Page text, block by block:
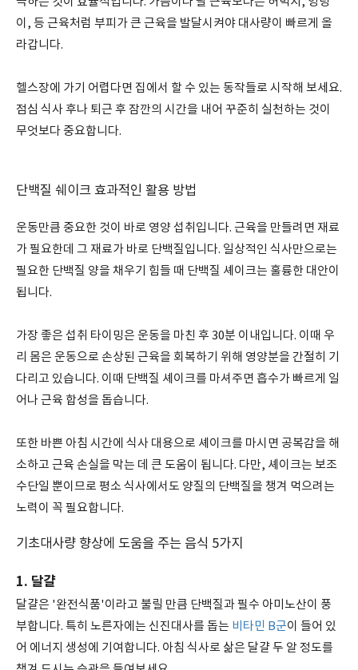
이, 등 근육처럼 부피가 큰 근육을 발달시켜야 대사량이 빠르게 올
라갑니다.
헬스장에 가기 어렵다면 집에서 할 수 있는 동작들로 시작해 보세요.
점심 식사 후나 퇴근 후 잠깐의 시간을 내어 꾸준히 실천하는 것이
무엇보다 중요합니다.
단백질 쉐이크 효과적인 활용 방법
운동만큼 중요한 것이 바로 영양 섭취입니다. 근육을 만들려면 재료
가 필요한데 그 재료가 바로 단백질입니다. 일상적인 식사만으로는
필요한 단백질 양을 채우기 힘들 때 단백질 셰이크는 훌륭한 대안이
됩니다.
가장 좋은 섭취 타이밍은 운동을 마친 후 30분 이내입니다. 이때 우
리 몸은 운동으로 손상된 근육을 회복하기 위해 영양분을 간절히 기
다리고 있습니다. 이때 단백질 셰이크를 마셔주면 흡수가 빠르게 일
어나 근육 합성을 돕습니다.
또한 바쁜 아침 시간에 식사 대용으로 셰이크를 마시면 공복감을 해
소하고 근육 손실을 막는 데 큰 도움이 됩니다. 다만, 셰이크는 보조
수단일 뿐이므로 평소 식사에서도 양질의 단백질을 챙겨 먹으려는
노력이 꼭 필요합니다.
기초대사량 향상에 도움을 주는 음식 5가지
1. 달걀
달걀은 '완전식품'이라고 불릴 만큼 단백질과 필수 아미노산이 풍
부합니다. 특히 노른자에는 신진대사를 돕는 비타민 B군이 들어 있
어 에너지 생성에 기여합니다. 아침 식사로 삶은 달걀 두 알 정도를